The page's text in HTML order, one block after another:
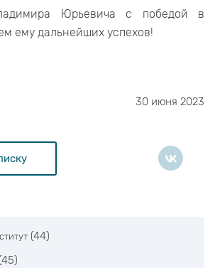
Юрьевича с победой в
ему дальнейших успехов!
30 июня 2023
(44)
(45)